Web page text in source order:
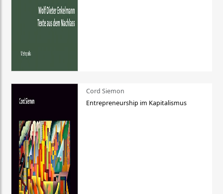
Cord Siemon
Entrepreneurship im Kapitalismus